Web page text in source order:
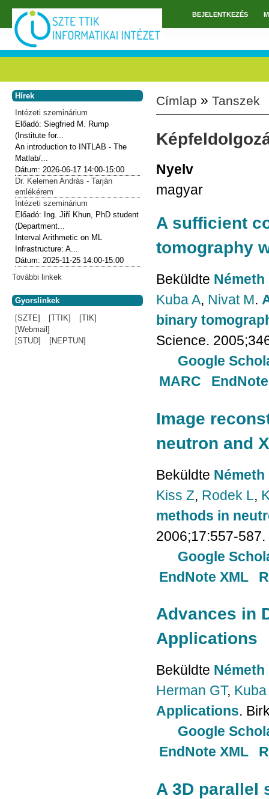
Ugrás a tartalomra
FőmenüBEJELENTKEZÉS
Jelenlegi hely
Címlap » Tanszek
Nyelv
magyar
A sufficient
tomography
Beküldte Németh
Kuba A, Nivat M.
binary
Science.
Google
MARC
Image
neutron and
Beküldte Németh
Kiss Z, Rodek L,
methods in
2006;17:557-587.
Google
EndNote XML
Advances in
Applications
Beküldte Németh
Herman GT, Kuba
Applications.
Google
EndNote XML
A 3D parallel
Hírek
Intézeti szeminárium
Előadó:Siegfried M. Rump
(Institute for...
An introduction to INTLAB - The
Matlab/...
Dátum: 2026-06-17 14:00-15:00
Dr. Kelemen András - Tarján
emlékérem
Intézeti szeminárium
Előadó: Ing. Jiří Khun, PhD student
(Department...
Interval Arithmetic on ML
Infrastructure: A...
Dátum: 2025-11-25 14:00-15:00
További linkek
Gyorslinkek
[SZTE]
[TTIK]
[TIK]
[Webmail]
[STUD]
[NEPTUN]